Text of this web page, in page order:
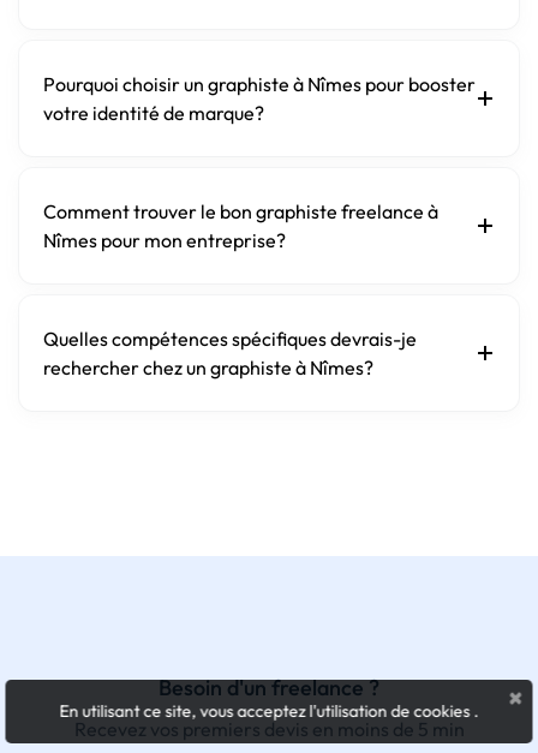
Pourquoi choisir un graphiste à Nîmes pour booster
votre identité de marque?
Comment trouver le bon graphiste freelance à
Nîmes pour mon entreprise?
Quelles compétences spécifiques devrais-je
rechercher chez un graphiste à Nîmes?
Besoin d'un freelance ?
Recevez vos premiers devis en moins de 5 min
×
En utilisant ce site, vous acceptez l'utilisation de cookies.